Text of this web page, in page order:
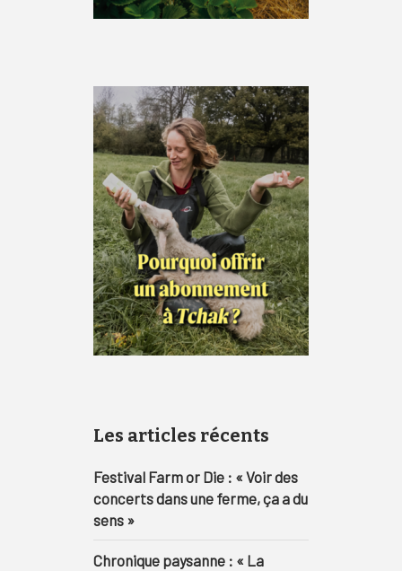
Les articles récents
Festival Farm or Die : « Voir des
concerts dans une ferme, ça a du
sens »
Chronique paysanne : « La